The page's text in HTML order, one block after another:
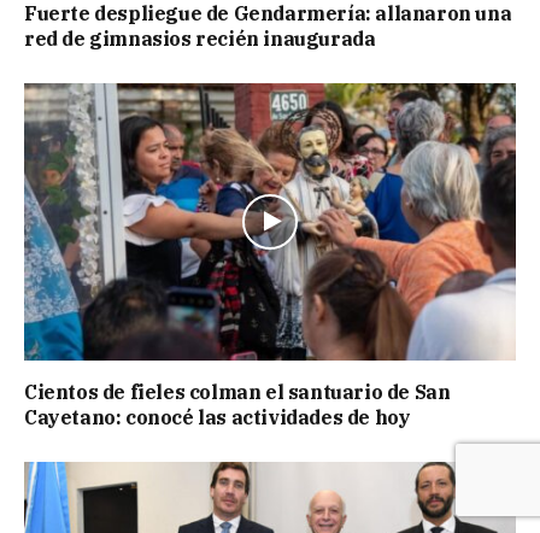
Fuerte despliegue de Gendarmería: allanaron una
red de gimnasios recién inaugurada
Cientos de fieles colman el santuario de San
Cayetano: conocé las actividades de hoy